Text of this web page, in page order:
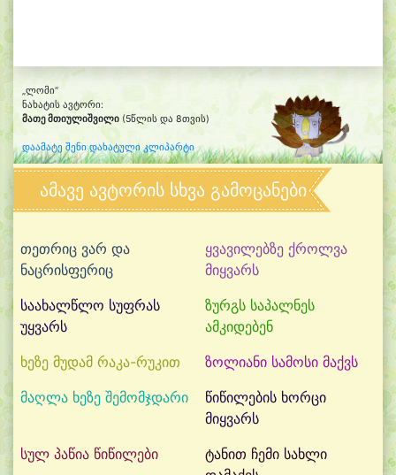
„ლომი“
ნახატის ავტორი:
მათე მთიულიშვილი (5წლის და 8თვის)
დაამატე შენი დახატული კლიპარტი
ამავე ავტორის სხვა გამოცანები
თეთრიც ვარ და
ნაცრისფერიც
ყვავილებზე ქროლვა
მიყვარს
საახალწლო სუფრას
უყვარს
ზურგს საპალნეს
ამკიდებენ
ხეზე მუდამ რაკა-რუკით
ზოლიანი სამოსი მაქვს
მაღლა ხეზე შემომჯდარი
წიწილების ხორცი
მიყვარს
სულ პაწია წიწილები
ტანით ჩემი სახლი